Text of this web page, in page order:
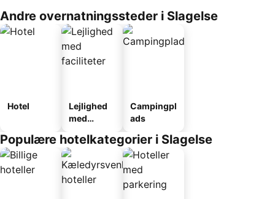
Andre overnatningssteder i Slagelse
Hotel
Lejlighed
med
Campingpl
ads
Populære hotelkategorier i Slagelse